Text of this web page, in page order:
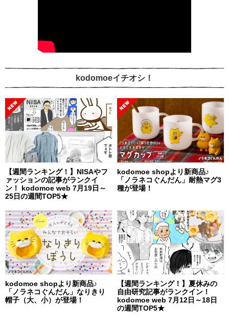
kodomoeイチオシ！
【週間ランキング！】NISAやフ
ァッションの記事がランクイ
ン！ kodomoe web 7月19日～
25日の週間TOP5★
kodomoe shopより新商品♪
「ノラネコぐんだん」耐熱マグ3
種が登場！
kodomoe shopより新商品♪
「ノラネコぐんだん」なりきり
帽子（大、小）が登場！
【週間ランキング！】夏休みの
自由研究記事がランクイン！
kodomoe web 7月12日～18日
の週間TOP5★